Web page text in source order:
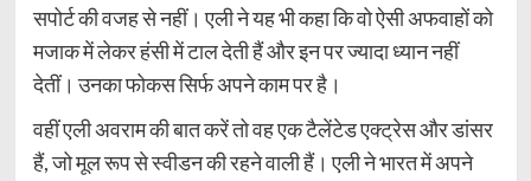
सपोर्ट की वजह से नहीं। एली ने यह भी कहा कि वो ऐसी अफवाहों को
मजाक में लेकर हंसी में टाल देती हैं और इन पर ज्यादा ध्यान नहीं
देतीं। उनका फोकस सिर्फ अपने काम पर है।
वहीं एली अवराम की बात करें तो वह एक टैलेंटेड एक्ट्रेस और डांसर
हैं, जो मूल रूप से स्वीडन की रहने वाली हैं। एली ने भारत में अपने